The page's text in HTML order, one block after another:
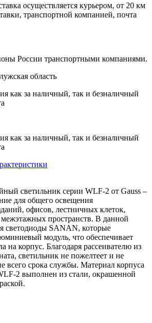
осуществляется курьером, от 20 км
транспортной компанией, почта
России транспортными компаниями.
область
как за наличный, так и безналичный
как за наличный, так и безналичный
светильник серии WLF-2 от Gauss –
для общего освещения
офисов, лестничных клеток,
пространств. В данной
светодиоды SANAN, которые
модуль, что обеспечивает
на корпус. Благодаря рассеивателю из
светильник не пожелтеет и не
всего срока службы. Материал корпуса
2 выполнен из стали, окрашенной